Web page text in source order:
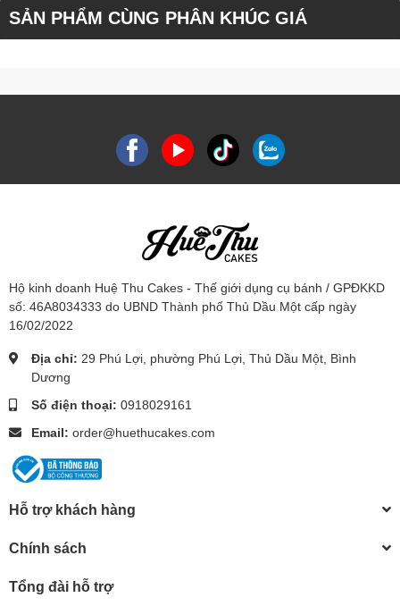
SẢN PHẨM CÙNG PHÂN KHÚC GIÁ
Hộ kinh doanh Huệ Thu Cakes - Thế giới dụng cụ bánh / GPĐKKD
số: 46A8034333 do UBND Thành phố Thủ Dầu Một cấp ngày
16/02/2022
Địa chỉ: 29 Phú Lợi, phường Phú Lợi, Thủ Dầu Một, Bình
Dương
Số điện thoại: 0918029161
Email: order@huethucakes.com
Hỗ trợ khách hàng
Chính sách
Tổng đài hỗ trợ